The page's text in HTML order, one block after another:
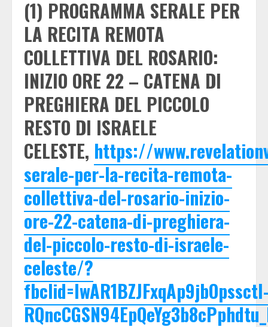
(1) PROGRAMMA SERALE PER
LA RECITA REMOTA
COLLETTIVA DEL ROSARIO:
INIZIO ORE 22 – CATENA DI
PREGHIERA DEL PICCOLO
RESTO DI ISRAELE
CELESTE, https://
serale-per-la-recita-remota-
collettiva-del-rosario-inizio-
ore-22-catena-di-preghiera-
del-piccolo-resto-di-israele-
celeste/?